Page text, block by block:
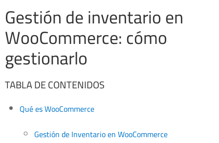
Gestión de inventario en
WooCommerce: cómo
gestionarlo
TABLA DE CONTENIDOS
Qué es WooCommerce
Gestión de Inventario en WooCommerce